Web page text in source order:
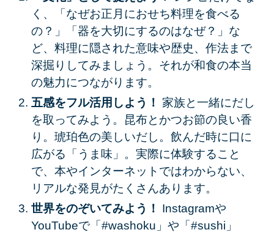
く、「なぜお正月におせち料理を食べる
の？」「器を大切にするのはなぜ？」な
ど、料理に隠された意味や歴史、作法まで
深掘りしてみましょう。それが和食の本当
の魅力につながります。
五感をフル活用しよう！
家族と一緒にだし
を取ってみよう。昆布とかつお節の良い香
り。琥珀色の美しいだし。飲んだ時に口に
広がる「うま味」。実際に体験すること
で、本やインターネットではわからない、
リアルな発見がたくさんあります。
世界をのぞいてみよう！
Instagramや
YouTubeで「#washoku」や「#sushi」